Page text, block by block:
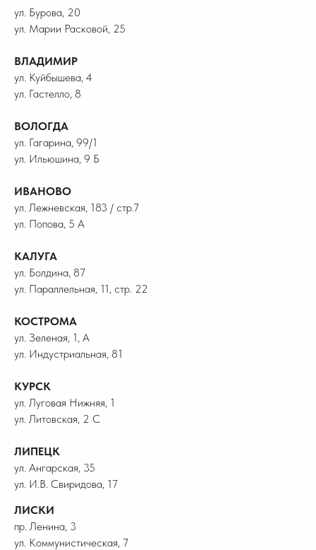
ул. Бурова, 20
ул. Марии Расковой, 25
ВЛАДИМИР
ул. Куйбышева, 4
ул. Гастелло, 8
ВОЛОГДА
ул. Гагарина, 99/1
ул. Ильюшина, 9 Б
ИВАНОВО
ул. Лежневская, 183 / стр.7
ул. Попова, 5 А
КАЛУГА
ул. Болдина, 87
ул. Параллельная, 11, стр. 22
КОСТРОМА
ул. Зеленая, 1, А
ул. Индустриальная, 81
КУРСК
ул. Луговая Нижняя, 1
ул. Литовская, 2 С
ЛИПЕЦК
ул. Ангарская, 35
ул. И.В. Свиридова, 17
ЛИСКИ
пр. Ленина, 3
ул. Коммунистическая, 7